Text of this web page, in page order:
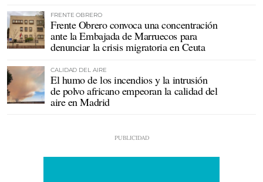
FRENTE OBRERO
Frente Obrero convoca una concentración
ante la Embajada de Marruecos para
denunciar la crisis migratoria en Ceuta
CALIDAD DEL AIRE
El humo de los incendios y la intrusión
de polvo africano empeoran la calidad del
aire en Madrid